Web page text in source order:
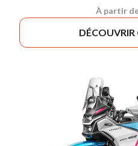
À partir
DÉCOUVRIR